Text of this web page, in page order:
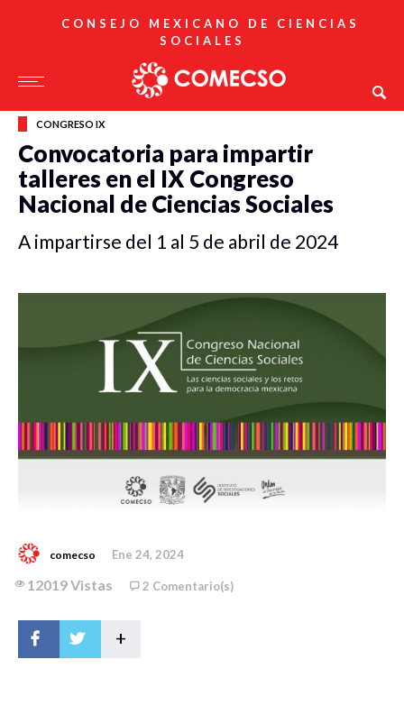
CONSEJO MEXICANO DE CIENCIAS
SOCIALES
CONGRESO IX
Convocatoria para impartir
talleres en el IX Congreso
Nacional de Ciencias Sociales
A impartirse del 1 al 5 de abril de 2024
comecso Ene 24, 2024
12019 Vistas 2 Comentario(s)
+